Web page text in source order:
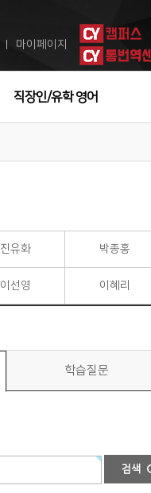
마이페이지
직장인/유학 영어
진유화 박종홍
이선영 이혜리
학습질문
검색